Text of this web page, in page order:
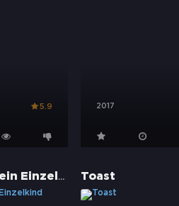
5.9 2017
Mein Bruder ist ein Einzelkind Toast